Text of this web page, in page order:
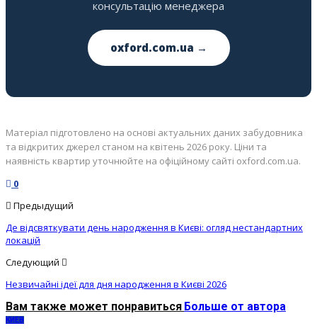
консультацію менеджера
oxford.com.ua →
Матеріал підготовлено на основі актуальних даних забудовника
та відкритих джерел станом на квітень 2026 року. Ціни та
наявність квартир уточнюйте на офіційному сайті oxford.com.ua.
0
Предыдущий
Де відсвяткувати день народження в Києві: огляд нестандартних
локацій
Следующий
Незвичайні ідеї для дня народження в Києві 2026
Вам также может понравиться Больше от автора
КИЕВ